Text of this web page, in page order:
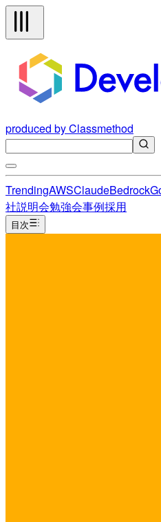
produced by Classmethod
TrendingAWSClaudeBedrock
社説明会勉強会事例採用
目次